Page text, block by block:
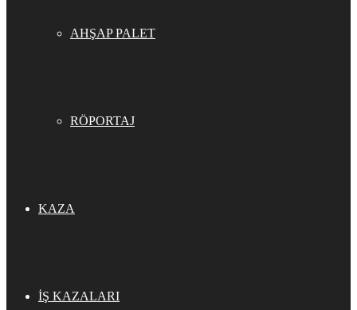
AHŞAP PALET
RÖPORTAJ
KAZA
İŞ KAZALARI